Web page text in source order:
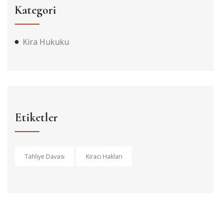
Kategori
Kira Hukuku
Etiketler
Tahliye Davası Kiracı Hakları